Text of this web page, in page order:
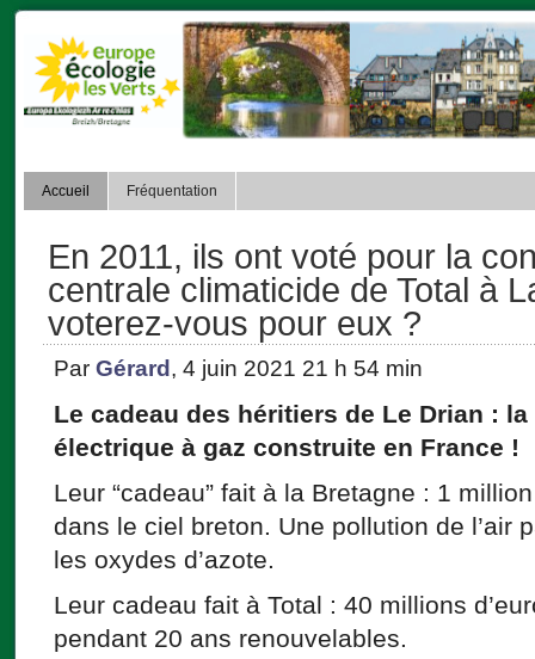
Accueil Fréquentation
En 2011, ils ont voté pour la
centrale climaticide de Total à
voterez-vous pour eux ?
Par Gérard , 4 juin 2021 21 h 54 min
Le cadeau des héritiers de Le Drian :
électrique à gaz construite en France !
Leur “cadeau” fait à la Bretagne : 1
dans le ciel breton. Une pollution de l’air
les oxydes d’azote.
Leur cadeau fait à Total : 40 millions
pendant 20 ans renouvelables.